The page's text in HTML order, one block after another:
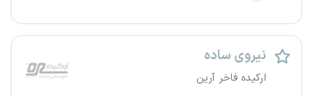
نیروی ساده
ارکیده فاخر آرین